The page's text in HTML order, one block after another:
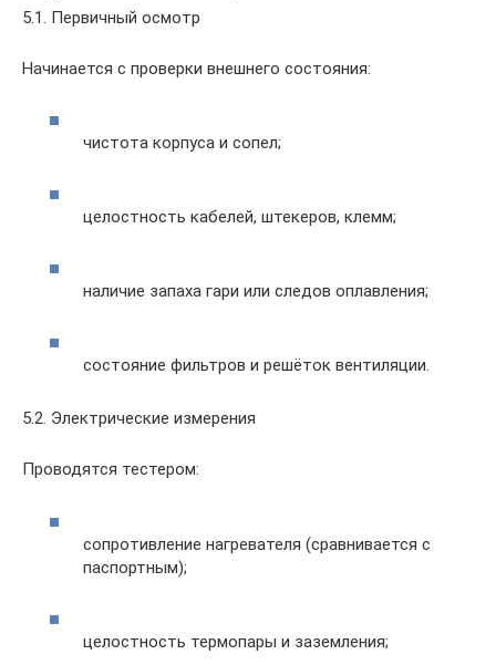
5.1. Первичный осмотр
Начинается с проверки внешнего состояния:
чистота корпуса и сопел;
целостность кабелей, штекеров, клемм;
наличие запаха гари или следов оплавления;
состояние фильтров и решёток вентиляции.
5.2. Электрические измерения
Проводятся тестером:
сопротивление нагревателя (сравнивается с
паспортным);
целостность термопары и заземления;